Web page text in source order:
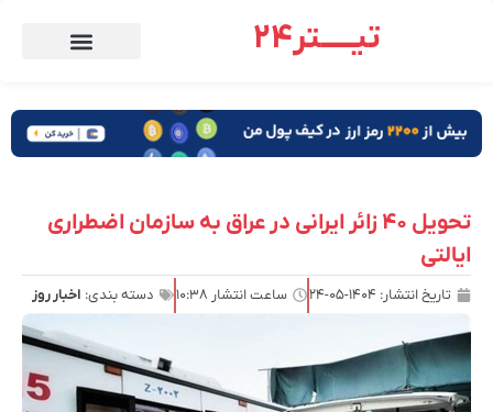
تیـــــتر24
تحویل ۴۰ زائر ایرانی در عراق به سازمان اضطراری
ایالتی
تاریخ انتشار: ۱۴۰۴-۰۵-۲۴ ساعت انتشار ۱۰:۳۸ دسته بندی: اخبار روز